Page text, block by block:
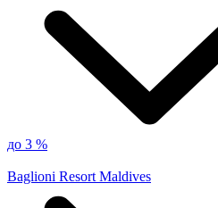
до 3 %
Baglioni Resort Maldives